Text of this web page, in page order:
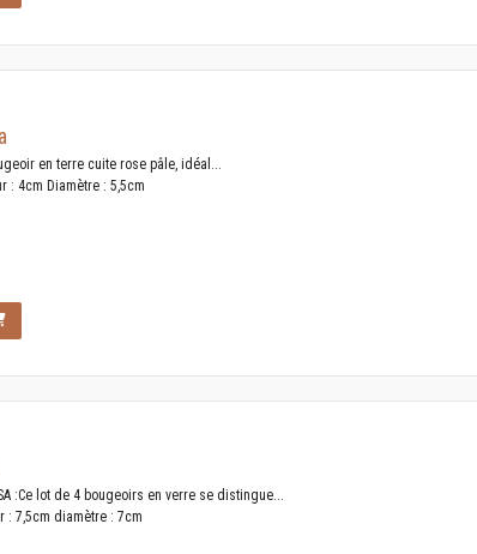
en terre cuite rose pâle, idéal...
: 4cm Diamètre : 5,5cm
:Ce lot de 4 bougeoirs en verre se distingue...
: 7,5cm diamètre : 7cm